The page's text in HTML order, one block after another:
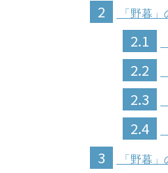
2 「野暮
2.1
2.2
2.3
2.4
3 「野暮